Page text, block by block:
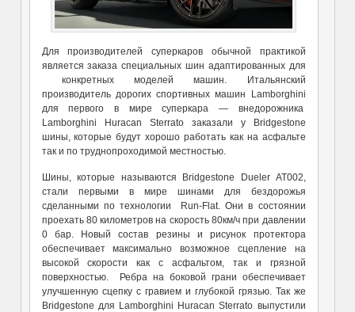
Для производителей суперкаров обычной практикой
является заказа специальных шин адаптированных для
конкретных моделей машин. Итальянский
производитель дорогих спортивных машин Lamborghini
для первого в мире суперкара — внедорожника
Lamborghini Huracan Sterrato заказали у Bridgestone
шины, которые будут хорошо работать как на асфальте
так и по труднопроходимой местностью.
Шины, которые называются Bridgestone Dueler AT002,
стали первыми в мире шинами для бездорожья
сделанными по технологии Run-Flat. Они в состоянии
проехать 80 километров на скорость 80км/ч при давлении
0 бар. Новый состав резины и рисунок протектора
обеспечивает максимально возможное сцепление на
высокой скорости как с асфальтом, так и грязной
поверхностью. Ребра на боковой грани обеспечивает
улучшенную сцепку с гравием и глубокой грязью. Так же
Bridgestone для Lamborghini Huracan Sterrato выпустили